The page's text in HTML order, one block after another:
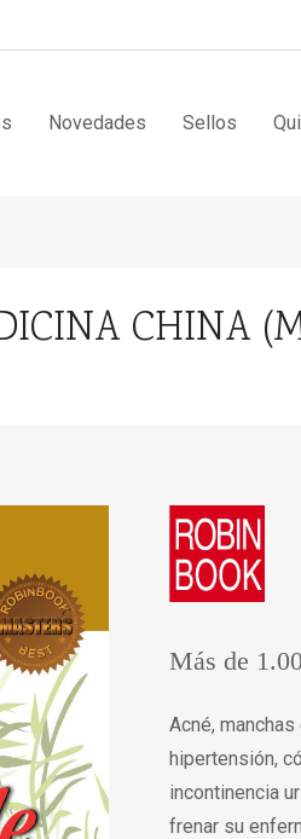
Novedades Sellos
CHINA
Más de
Acné,
hipertensión,
incontinencia
frenar su